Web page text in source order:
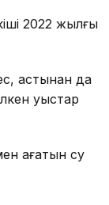
2022 жылғы
астынан да
қуыстар
ағатын су